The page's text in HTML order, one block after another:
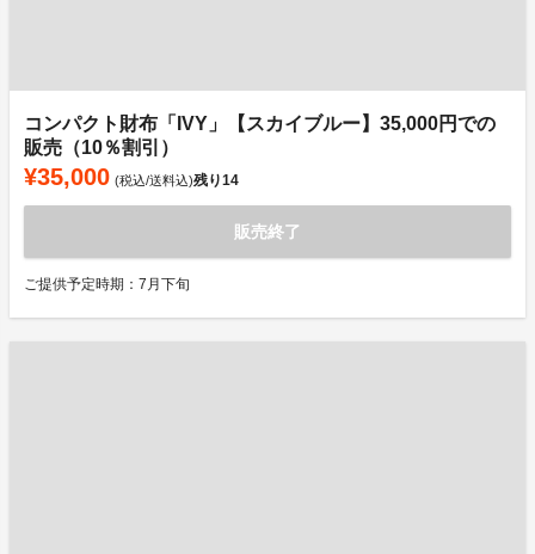
コンパクト財布「IVY」【スカイブルー】35,000円での
販売（10％割引）
¥35,000 (税込/送料込)残り14
販売終了
ご提供予定時期：7月下旬